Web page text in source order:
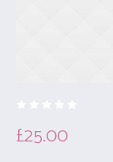
£25.00